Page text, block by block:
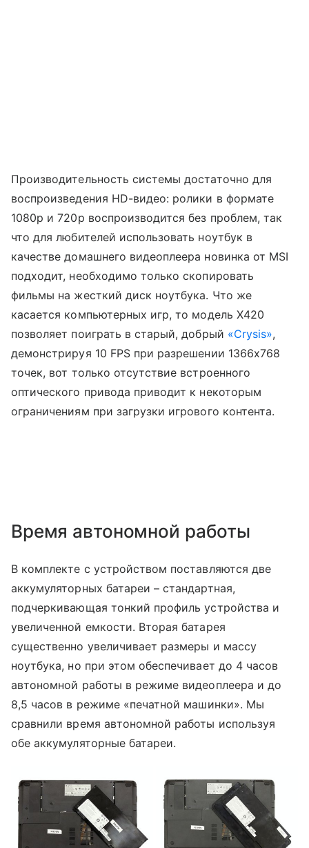
Производительность системы достаточно для
воспроизведения HD-видео: ролики в формате
1080p и 720p воспроизводится без проблем, так
что для любителей использовать ноутбук в
качестве домашнего видеоплеера новинка от MSI
подходит, необходимо только скопировать
фильмы на жесткий диск ноутбука. Что же
касается компьютерных игр, то модель X420
позволяет поиграть в старый, добрый «Crysis»,
демонстрируя 10 FPS при разрешении 1366х768
точек, вот только отсутствие встроенного
оптического привода приводит к некоторым
ограничениям при загрузки игрового контента.
Время автономной работы
В комплекте с устройством поставляются две
аккумуляторных батареи – стандартная,
подчеркивающая тонкий профиль устройства и
увеличенной емкости. Вторая батарея
существенно увеличивает размеры и массу
ноутбука, но при этом обеспечивает до 4 часов
автономной работы в режиме видеоплеера и до
8,5 часов в режиме «печатной машинки». Мы
сравнили время автономной работы используя
обе аккумуляторные батареи.